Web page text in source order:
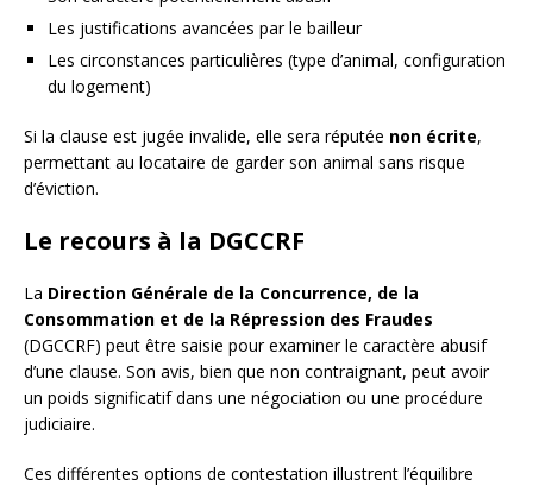
Les justifications avancées par le bailleur
Les circonstances particulières (type d’animal, configuration
du logement)
Si la clause est jugée invalide, elle sera réputée non écrite,
permettant au locataire de garder son animal sans risque
d’éviction.
Le recours à la DGCCRF
La Direction Générale de la Concurrence, de la
Consommation et de la Répression des Fraudes
(DGCCRF) peut être saisie pour examiner le caractère abusif
d’une clause. Son avis, bien que non contraignant, peut avoir
un poids significatif dans une négociation ou une procédure
judiciaire.
Ces différentes options de contestation illustrent l’équilibre